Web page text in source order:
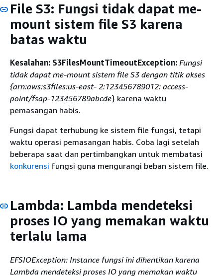
File S3: Fungsi tidak dapat me-
mount sistem file S3 karena
batas waktu
Kesalahan: S3FilesMountTimeoutException: Fungsi
tidak dapat me-mount sistem file S3 dengan titik akses
{arn:aws:s3files:us-east- 2:123456789012: access-
point/fsap-123456789abcde} karena waktu
pemasangan habis.
Fungsi dapat terhubung ke sistem file fungsi, tetapi
waktu operasi pemasangan habis. Coba lagi setelah
beberapa saat dan pertimbangkan untuk membatasi
konkurensi fungsi guna mengurangi beban sistem file.
Lambda: Lambda mendeteksi
proses IO yang memakan waktu
terlalu lama
EFSIOException: Instance fungsi ini dihentikan karena
Lambda mendeteksi proses IO yang memakan waktu